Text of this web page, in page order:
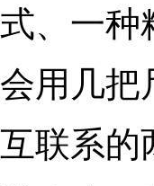
式、一种
会用几把
互联系的